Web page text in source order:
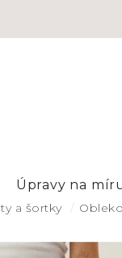
Úpravy na
a šortky